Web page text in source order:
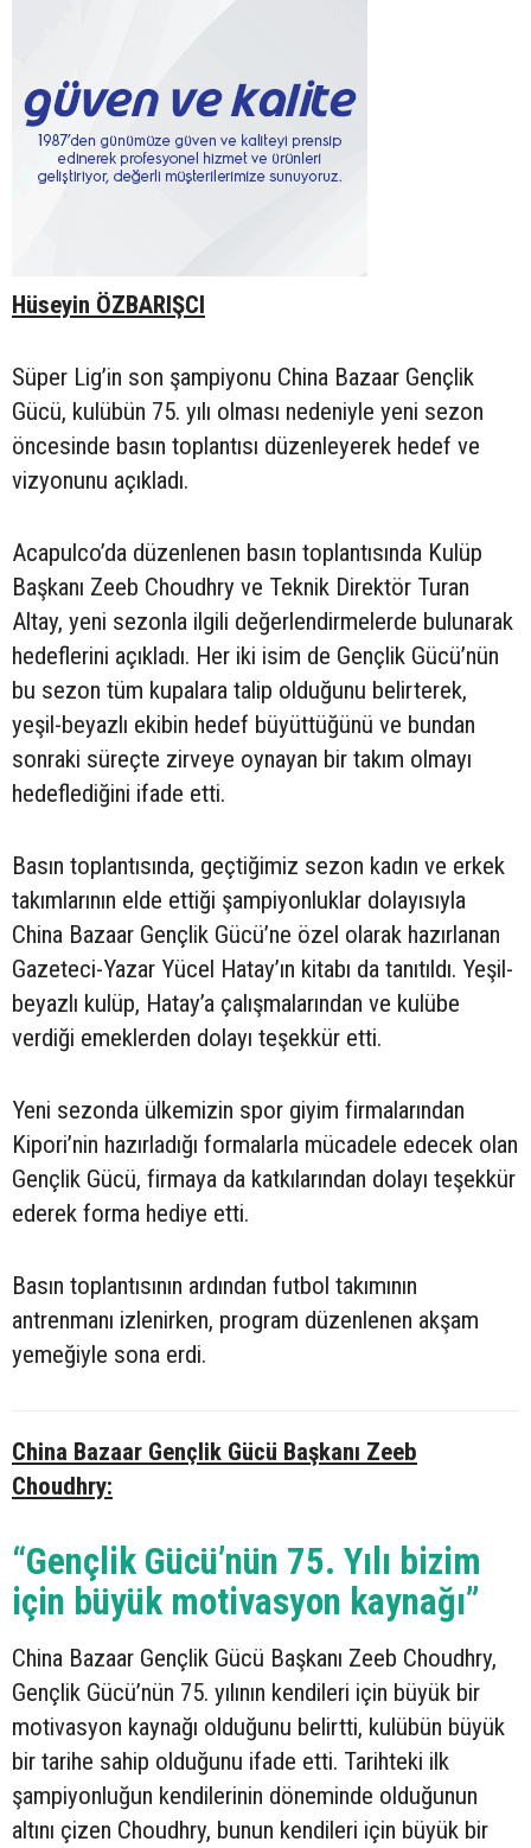
Hüseyin ÖZBARIŞCI
Süper Lig’in son şampiyonu China Bazaar Gençlik
Gücü, kulübün 75. yılı olması nedeniyle yeni sezon
öncesinde basın toplantısı düzenleyerek hedef ve
vizyonunu açıkladı.
Acapulco’da düzenlenen basın toplantısında Kulüp
Başkanı Zeeb Choudhry ve Teknik Direktör Turan
Altay, yeni sezonla ilgili değerlendirmelerde bulunarak
hedeflerini açıkladı. Her iki isim de Gençlik Gücü’nün
bu sezon tüm kupalara talip olduğunu belirterek,
yeşil-beyazlı ekibin hedef büyüttüğünü ve bundan
sonraki süreçte zirveye oynayan bir takım olmayı
hedeflediğini ifade etti.
Basın toplantısında, geçtiğimiz sezon kadın ve erkek
takımlarının elde ettiği şampiyonluklar dolayısıyla
China Bazaar Gençlik Gücü’ne özel olarak hazırlanan
Gazeteci-Yazar Yücel Hatay’ın kitabı da tanıtıldı. Yeşil-
beyazlı kulüp, Hatay’a çalışmalarından ve kulübe
verdiği emeklerden dolayı teşekkür etti.
Yeni sezonda ülkemizin spor giyim firmalarından
Kipori’nin hazırladığı formalarla mücadele edecek olan
Gençlik Gücü, firmaya da katkılarından dolayı teşekkür
ederek forma hediye etti.
Basın toplantısının ardından futbol takımının
antrenmanı izlenirken, program düzenlenen akşam
yemeğiyle sona erdi.
China Bazaar Gençlik Gücü Başkanı Zeeb
Choudhry:
“Gençlik Gücü’nün 75. Yılı bizim
için büyük motivasyon kaynağı”
China Bazaar Gençlik Gücü Başkanı Zeeb Choudhry,
Gençlik Gücü’nün 75. yılının kendileri için büyük bir
motivasyon kaynağı olduğunu belirtti, kulübün büyük
bir tarihe sahip olduğunu ifade etti. Tarihteki ilk
şampiyonluğun kendilerinin döneminde olduğunun
altını çizen Choudhry, bunun kendileri için büyük bir